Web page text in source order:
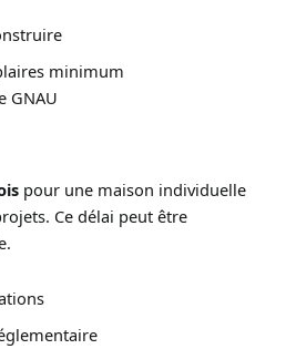
minimum
GNAU
pour une maison individuelle
Ce délai peut être